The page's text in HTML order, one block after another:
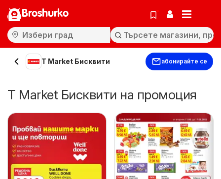
Broshurko
T Market Бисквити абонирайте се
T Market Бисквити на промоция